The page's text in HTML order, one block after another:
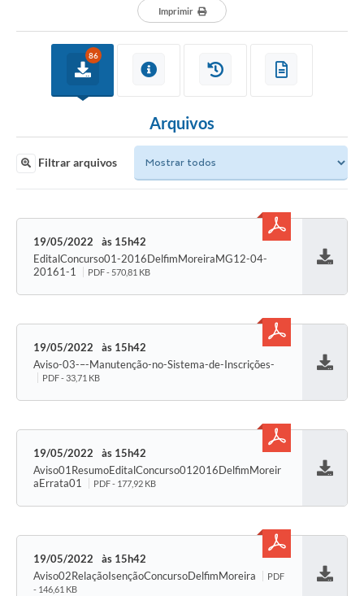
Listas de Espera - Unidade Básica de Saúde
DOCUMENTOS
Meio Ambiente
Conheça Delfim Moreira
JORNADA DO PATRIMÔNIO
Contratos
Imprimir
86
Arquivos
Filtrar arquivos
19/05/2022
15h42
EditalConcurso01-2016DelfimMoreiraMG12-04-
20161-1
PDF - 570,81 KB
19/05/2022
15h42
Aviso-03-–-Manutenção-no-Sistema-de-Inscrições-
PDF - 33,71 KB
19/05/2022
15h42
Aviso01ResumoEditalConcurso012016DelfimMoreir
aErrata01
PDF - 177,92 KB
19/05/2022
15h42
Aviso02RelaçãoIsençãoConcursoDelfimMoreira
PDF
- 146,61 KB